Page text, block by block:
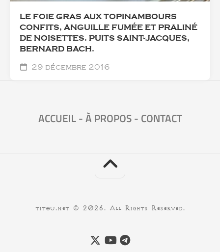
LE FOIE GRAS AUX TOPINAMBOURS
CONFITS, ANGUILLE FUMÉE ET PRALINÉ
DE NOISETTES. PUITS SAINT-JACQUES,
BERNARD BACH.
29 décembre 2016
ACCUEIL-À PROPOS- CONTACT
titou.net © 2026. All Rights Reserved.